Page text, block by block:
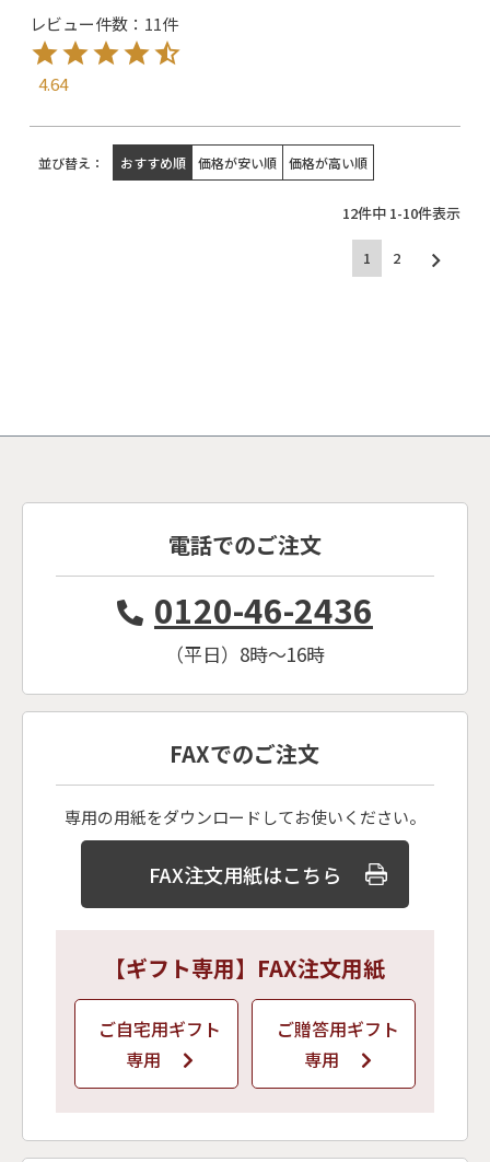
レビュー件数：11件
4.64
並び替え おすすめ順 価格が安い順 価格が高い順
12件中 1-10件表示
1 2
電話でのご注文
0120-46-2436
（平日）8時〜16時
FAXでのご注文
専用の用紙をダウンロードしてお使いください。
FAX注文用紙はこちら
【ギフト専用】FAX注文用紙
ご自宅用ギフト
専用
ご贈答用ギフト
専用